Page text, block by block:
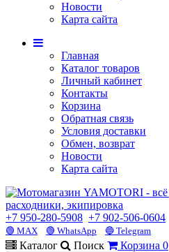
Новости
Карта сайта
Главная
Каталог товаров
Личный кабинет
Контакты
Корзина
Обратная связь
Условия доставки
Обмен, возврат
Новости
Карта сайта
+7 950-280-5908 +7 902-506-0604
🟢 MAX 🟢 WhatsApp 🔵 Telegram
Каталог Поиск Корзина 0